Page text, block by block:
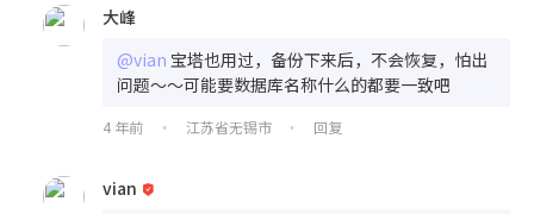
大峰
@vian 宝塔也用过，备份下来后，不会恢复，怕出
问题～～可能要数据库名称什么的都要一致吧
4 年前 • 江苏省无锡市 • 回复
vian